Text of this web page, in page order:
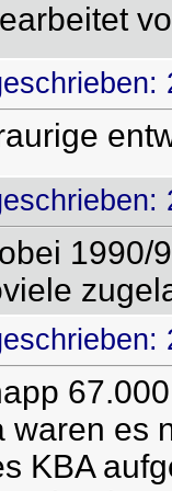
1990/
waren es
KBA